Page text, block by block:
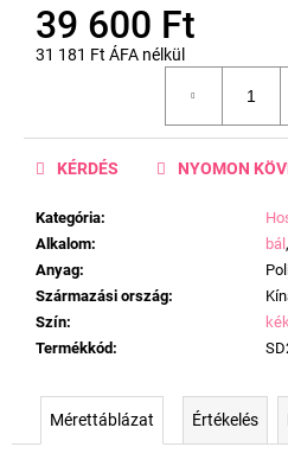
39 600 Ft
31 181 Ft ÁFA nélkül
Kategória:
Alkalom: bál,
Anyag:
Származási ország:
Szín:
kék
Termékkód:
KÉRDÉS NYOMON
Mérettáblázat Értékelés